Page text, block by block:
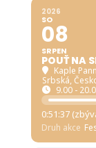
2026
SO
08
SRPEN
POUŤ NA
Kaple
Srbská,
9.00 -
0:51:35
Druh akce